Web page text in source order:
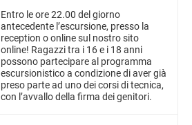
Entro le ore 22.00 del giorno
antecedente l’escursione, presso la
reception o online sul nostro sito
online! Ragazzi tra i 16 e i 18 anni
possono partecipare al programma
escursionistico a condizione di aver già
preso parte ad uno dei corsi di tecnica,
con l’avvallo della firma dei genitori.